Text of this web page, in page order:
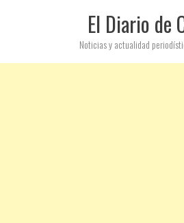
El Diario de
Noticias y actualidad